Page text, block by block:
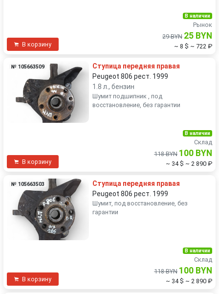
В корзину
В наличии
Рынок
29 BYN 25 BYN
~ 8 $ ~ 722 ₽
№ 105663509
Ступица передняя правая
Peugeot 806 рест. 1999
1.8 л., бензин
Шумит подшипник , под
восстановление, без гарантии
В корзину
В наличии
Склад
118 BYN 100 BYN
~ 34 $ ~ 2 890 ₽
№ 105663503
Ступица передняя правая
Peugeot 806 рест. 1999
Шумит, под восстановление, без
гарантии
В корзину
В наличии
Склад
118 BYN 100 BYN
~ 34 $ ~ 2 890 ₽